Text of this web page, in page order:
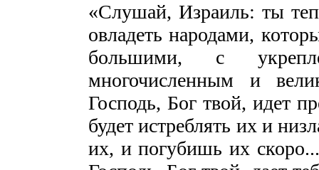
«Слушай, Израиль: ты
овладеть народами,
большими, с
многочисленным и
Господь, Бог твой, идет
будет истреблять их и
их, и погубишь их